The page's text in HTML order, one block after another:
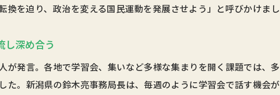
換を迫り、政治を変える国民運動を発展させよう」と呼びかけまし
し深め合う
が発言。各地で学習会、集いなど多様な集まりを開く課題では、多
た。新潟県の鈴木亮事務局長は、毎週のように学習会で話す機会が